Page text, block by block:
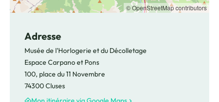
© OpenStreetMap contributors
Adresse
Musée de l'Horlogerie et du Décolletage
Espace Carpano et Pons
100, place du 11 Novembre
74300 Cluses